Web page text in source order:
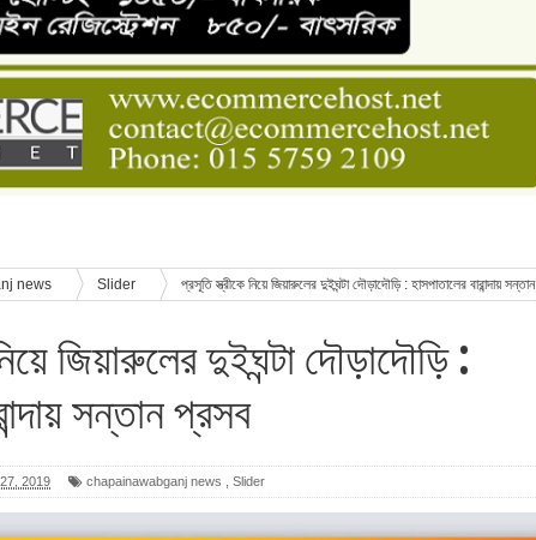
শেষ হয়েছে ৫ দিনের স্কাউট ইউনিট লিডার বেসিক কোর্স
দিবস পালন
বিক্ষোভ
সাবেক ছাত্রলীগ নেতা আবু হাসনাত সুমন
চাঁপাইনবাবগঞ্জে দুই দিনব্যাপী প্রশিক্ষণ
news Slider
প্রসূতি স্ত্রীকে নিয়ে জিয়ারুলের দুইঘন্টা দৌড়াদৌড়ি : হাসপাতালের বারান্দায় সন্তান
জিয়ারুলের দুইঘন্টা দৌড়াদৌড়ি :
সন্তান প্রসব
2019 chapainawabganj news Slider